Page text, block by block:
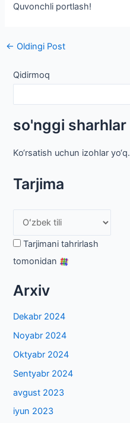
Quvonchli portlash!
Post
← Oldingi Post
Qidirmoq
so'nggi sharhlar
Ko‘rsatish uchun izohlar yo‘q.
Tarjima
Tarjimani tahrirlash
tomonidan
Arxiv
Dekabr 2024
Noyabr 2024
Oktyabr 2024
Sentyabr 2024
avgust 2023
iyun 2023